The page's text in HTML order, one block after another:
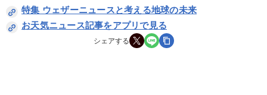
特集 ウェザーニュースと考える地球の未来
お天気ニュース記事をアプリで見る
シェアする